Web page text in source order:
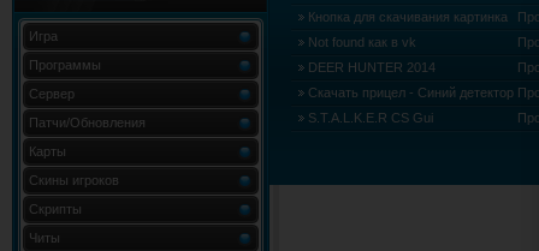
Игра
Программы
Сервер
Патчи/Обновления
Карты
Скины игроков
Скрипты
Читы
Кнопка для скачивания картинка
Not found как в vk
DEER HUNTER 2014
Скачать прицел - Синий детектор
S.T.A.L.K.E.R CS Gui